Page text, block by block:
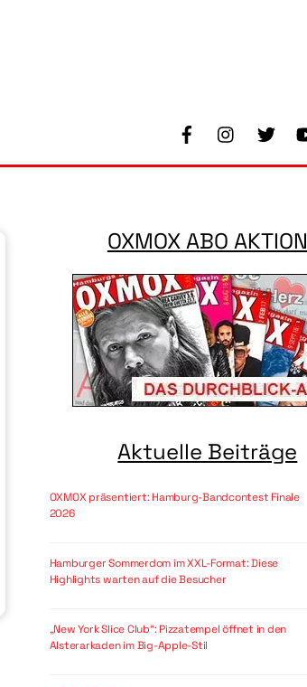
Facebook
OXMOX ABO AKTION
Aktuelle Beiträge
OXMOX präsentiert: Hamburg-Bandcontest Finale
2026
Hamburger Sommerdom im XXL-Format: Diese
Highlights warten auf die Besucher
„New York Slice Club“: Pizzatempel öffnet in den
Alsterarkaden im Big-Apple-Stil